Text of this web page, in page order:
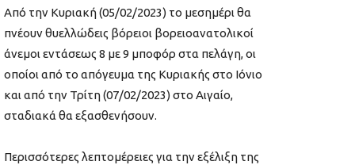
Από την Κυριακή (05/02/2023) το μεσημέρι θα
πνέουν θυελλώδεις βόρειοι βορειοανατολικοί
άνεμοι εντάσεως 8 με 9 μποφόρ στα πελάγη, οι
οποίοι από το απόγευμα της Κυριακής στο Ιόνιο
και από την Τρίτη (07/02/2023) στο Αιγαίο,
σταδιακά θα εξασθενήσουν.
Περισσότερες λεπτομέρειες για την εξέλιξη της